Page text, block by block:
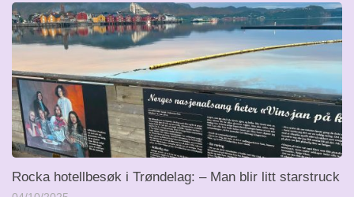
Rocka hotellbesøk i Trøndelag: – Man blir litt starstruck